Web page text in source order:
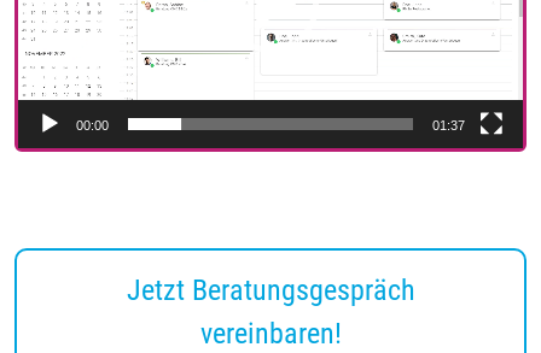
00:00 01:37
Jetzt Beratungsgespräch
vereinbaren!